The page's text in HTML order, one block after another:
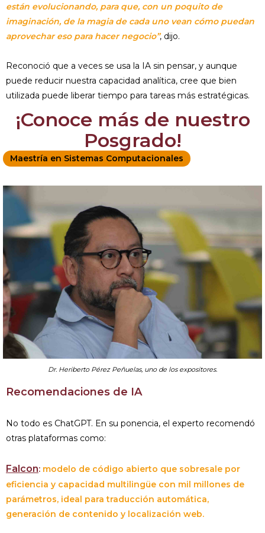
están evolucionando, para que, con un poquito de
imaginación, de la magia de cada uno vean cómo puedan
aprovechar eso para hacer negocio”, dijo.
Reconoció que a veces se usa la IA sin pensar, y aunque
puede reducir nuestra capacidad analítica, cree que bien
utilizada puede liberar tiempo para tareas más estratégicas.
¡Conoce más de nuestro
Posgrado!
Maestría en Sistemas Computacionales
Dr. Heriberto Pérez Peñuelas, uno de los expositores.
Recomendaciones de IA
No todo es ChatGPT. En su ponencia, el experto recomendó
otras plataformas como:
Falcon: modelo de código abierto que sobresale por
eficiencia y capacidad multilingüe con mil millones de
parámetros, ideal para traducción automática,
generación de contenido y localización web.